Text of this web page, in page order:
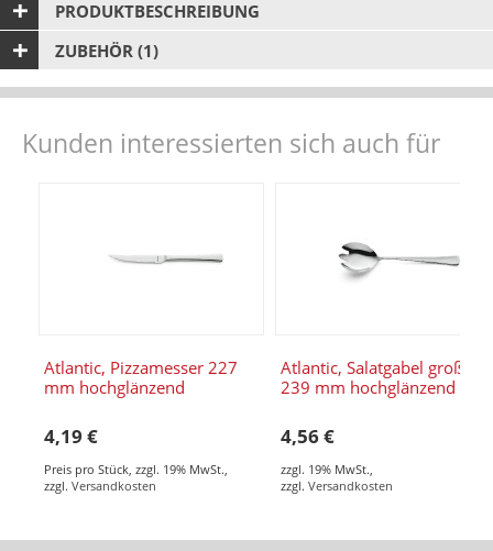
PRODUKTBESCHREIBUNG
ZUBEHÖR (1)
Kunden interessierten sich auch für
Atlantic, Pizzamesser 227
mm hochglänzend
4,19 €
Preis pro Stück zzgl. 19% MwSt.
zzgl. Versandkosten
Atlantic, Salatgabel groß
239 mm hochglänzend
4,56 €
zzgl. 19% MwSt.
zzgl. Versandkosten